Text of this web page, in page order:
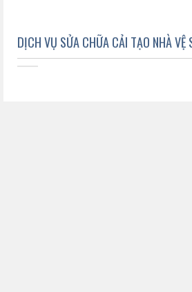
DỊCH VỤ SỬA CHỮA CẢI TẠO NHÀ VỆ